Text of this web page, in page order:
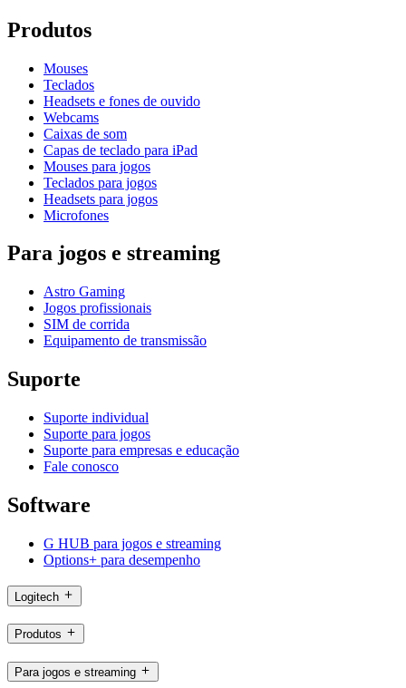
Produtos
Mouses
Teclados
Headsets e fones de ouvido
Webcams
Caixas de som
Capas de teclado para iPad
Mouses para jogos
Teclados para jogos
Headsets para jogos
Microfones
Para jogos e streaming
Astro Gaming
Jogos profissionais
SIM de corrida
Equipamento de transmissão
Suporte
Suporte individual
Suporte para jogos
Suporte para empresas e educação
Fale conosco
Software
G HUB para jogos e streaming
Options+ para desempenho
Logitech
Produtos
Para jogos e streaming